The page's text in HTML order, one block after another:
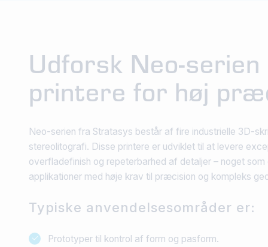
Udforsk Neo-serien
printere for høj
Neo-serien fra Stratasys består af fire industrielle 3D-
stereolitografi. Disse printere er udviklet til at levere
overfladefinish og repeterbarhed af detaljer – noget som
applikationer med høje krav til præcision og kompleks
Typiske anvendelsesområder er:
Prototyper til kontrol af form og pasform.